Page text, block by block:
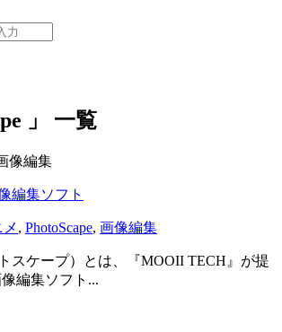
」 一覧
像編集
編集ソフト
, PhotoScape, 画像編集
スケープ）とは、『MOOII TECH』が提
編集ソフト...